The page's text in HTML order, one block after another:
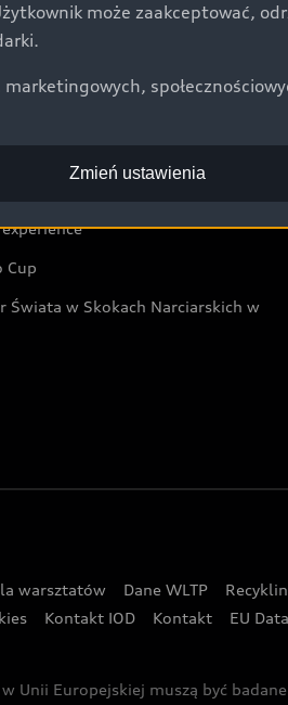
historie postępu
Sztuki Nowoczesnej w Warszawie
Cup
Świata w Skokach Narciarskich w
warsztatów Dane WLTP
Kontakt IOD Kontakt EU
Europejskiej muszą być
może zaakceptować,
Zmień ustawienia